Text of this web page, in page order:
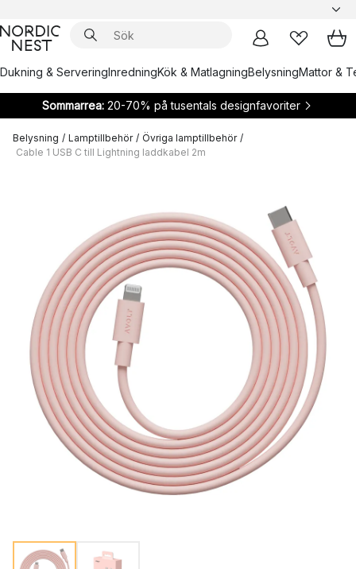
Dukning & ServeringInredningKök & MatlagningBelysningMattor &
Sommarrea:20-70% på tusentals designfavoriter
Belysning / Lamptillbehör / Övriga lamptillbehör /
Cable 1 USB C till Lightning laddkabel 2m